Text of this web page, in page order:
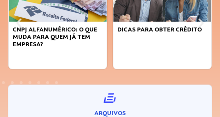
O QUE
JÁ TEM
DICAS PARA OBTER CRÉDITO
FAÇA A
ARQUIVOS